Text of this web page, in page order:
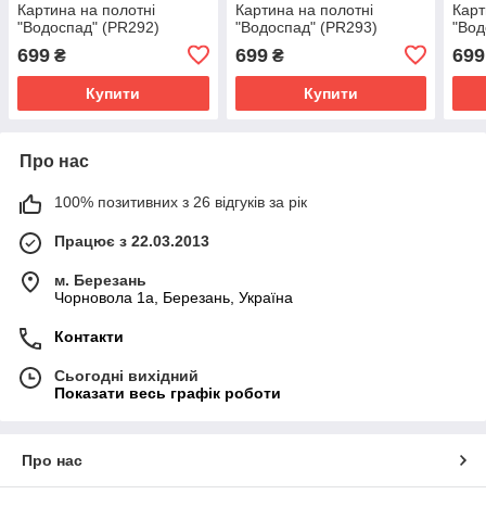
Картина на полотні
"Водоспад" (PR292)
699 ₴
Купити
Картина на полотні
"Водоспад" (PR293)
699₴
Купити
699
Про нас
100% позитивних з 26 відгуків за рік
Працює з 22.03.2013
м. Березань
Чорновола 1а, Березань, Україна
Контакти
Сьогодні вихідний
Показати весь графік роботи
Про нас